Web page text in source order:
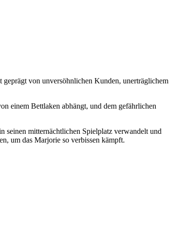
von unversöhnlichen Kunden, unerträglichem
einem Bettlaken abhängt, und dem gefährlichen
seinen mitternächtlichen Spielplatz verwandelt und
um das Marjorie so verbissen kämpft.